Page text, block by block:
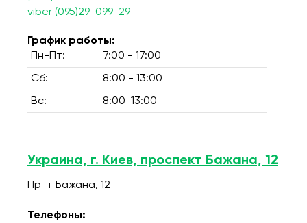
viber (095)29-099-29
График работы:
Пн-Пт:
7:00 - 17:00
Сб: 8:00 - 13:00
Вс: 8:00-13:00
Украина, г. Киев, проспект Бажана, 12
Пр-т Бажана, 12
Телефоны: